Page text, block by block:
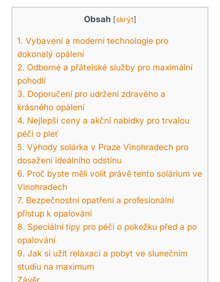
Obsah [skrýt]
1. Vybavení a moderní technologie pro‍
dokonalý opálení
2.⁤ Odborné a ⁣přátelské služby pro maximální
pohodlí
3. Doporučení pro‍ udržení zdravého a
krásného opálení
4. ‌Nejlepší ceny a akční nabídky​ pro trvalou⁣
péči​ o ⁤pleť
5. Výhody solárka v ‍Praze Vinohradech ‍pro
‌dosažení ⁢ideálního⁢ odstínu
6. Proč byste měli volit právě tento ⁣solárium ‍ve
⁤Vinohradech
7. Bezpečnostní⁢ opatření a​ profesionální⁣
přístup k opalování
8.⁤ Speciální ⁣tipy pro péči ⁢o ‌pokožku před a po ​
opalování
9. Jak‍ si užít ​relaxaci a pobyt ve slunečním⁤
studiu​ na maximum
Závěr